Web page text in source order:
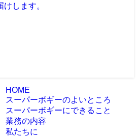
けします。
HOME
スーパーボギーのよいところ
スーパーボギーにできること
業務の内容
私たちに